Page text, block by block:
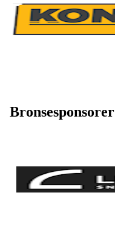
Bronsesponsorer